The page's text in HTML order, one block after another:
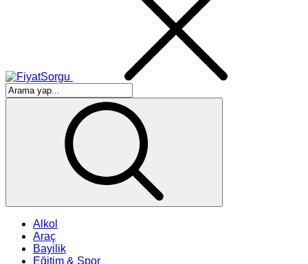
Alkol
Araç
Bayilik
Eğitim & Spor